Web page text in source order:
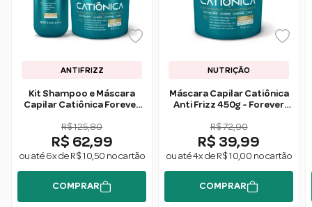
ANTIFRIZZ
Kit Shampoo e Máscara
Capilar Catiônica Forever
R$ 125,80
R$ 62,99
ou até 6x de R$ 10,50 no cartão
COMPRAR
NUTRIÇÃO
Máscara Capilar Catiônica
Anti Frizz 450g - Forever
R$ 72,90
R$ 39,99
ou até 4x de R$ 10,00 no cartão
COMPRAR